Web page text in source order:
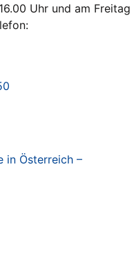
Uhr und am Freitag
in Österreich –